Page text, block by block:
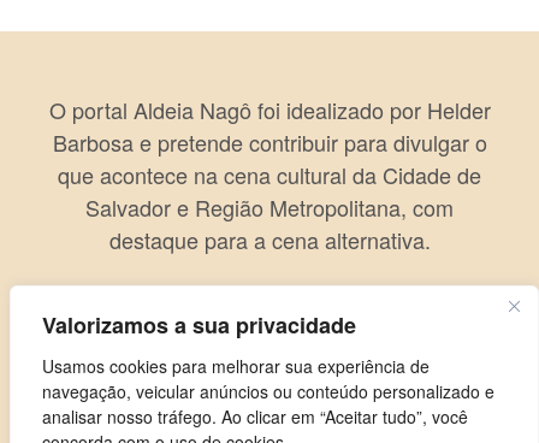
Valorizamos a sua privacidade
Usamos cookies para melhorar sua experiência de
navegação, veicular anúncios ou conteúdo personalizado e
analisar nosso tráfego. Ao clicar em “Aceitar tudo”, você
O portal Aldeia Nagô foi idealizado por Helder
Barbosa e pretende contribuir para divulgar o
que acontece na cena cultural da Cidade de
Salvador e Região Metropolitana, com
destaque para a cena alternativa.